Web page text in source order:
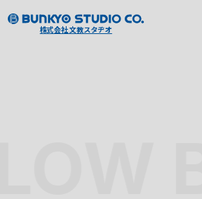
株式会社 文教スタヂオ